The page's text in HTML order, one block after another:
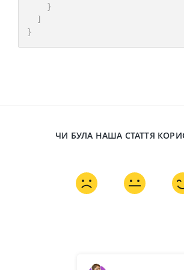
}
]
}
ЧИ БУЛА НАША СТАТТЯ